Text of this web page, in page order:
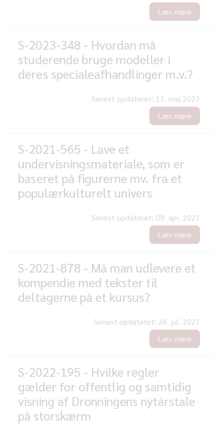
Læs mere
S-2023-348 - Hvordan må
studerende bruge modeller i
deres specialeafhandlinger m.v.?
Senest opdateret: 11. maj 2023
Læs mere
S-2021-565 - Lave et
undervisningsmateriale, som er
baseret på figurerne mv. fra et
populærkulturelt univers
Senest opdateret: 09. apr. 2021
Læs mere
S-2021-878 - Må man udlevere et
kompendie med tekster til
deltagerne på et kursus?
Senest opdateret: 26. jul. 2021
Læs mere
S-2022-195 - Hvilke regler
gælder for offentlig og samtidig
visning af Dronningens nytårstale
på storskærm